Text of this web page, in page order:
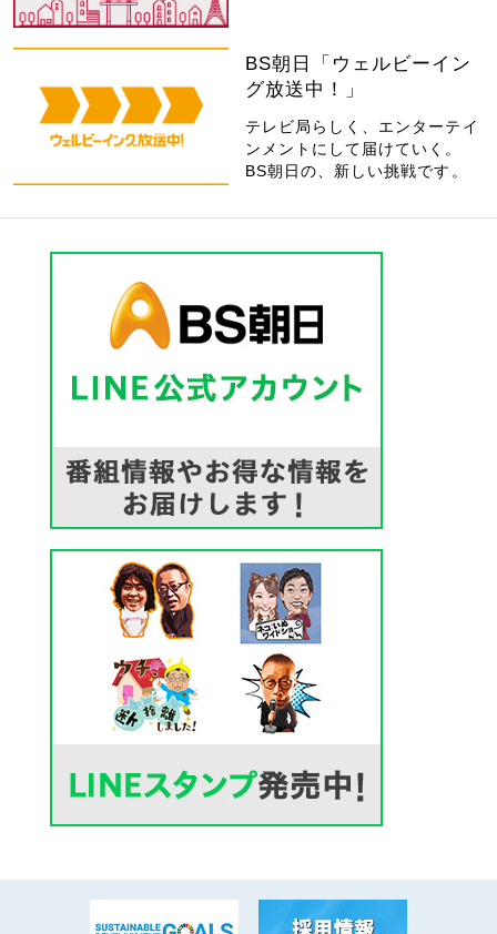
BS朝日「ウェルビーイン
グ放送中！」
テレビ局らしく、エンターテイ
ンメントにして届けていく。
BS朝日の、新しい挑戦です。